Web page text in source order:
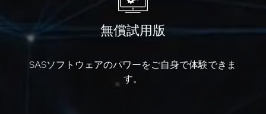
無償試用版
SASソフトウェアのパワーをご自身で体験できま
す。